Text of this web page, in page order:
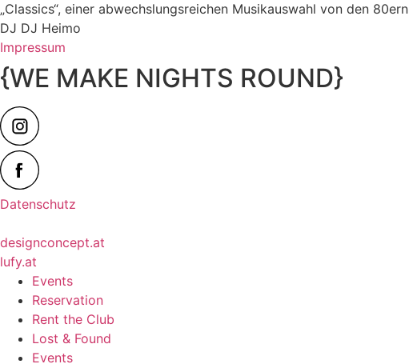
„Classics“, einer abwechslungsreichen Musikauswahl von den
DJ DJ Heimo
Impressum
{WE MAKE NIGHTS ROUND}
Datenschutz
designconcept.at
lufy.at
Events
Reservation
Rent the Club
Lost & Found
Events